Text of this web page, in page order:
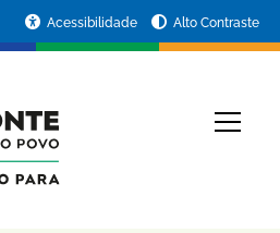
Acessibilidade Alto Contraste